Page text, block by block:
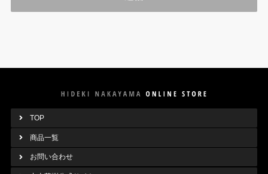
TOP
商品一覧
お問い合わせ